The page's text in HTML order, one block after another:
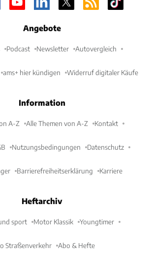
Angebote
Podcast Newsletter Autovergleich
ams+ hier kündigen Widerruf digitaler Käufe
Information
A-Z Alle Themen von A-Z Kontakt
Nutzungsbedingungen Datenschutz
Barrierefreiheitserklärung Karriere
Heftarchiv
sport Motor Klassik Youngtimer
Straßenverkehr Abo & Hefte